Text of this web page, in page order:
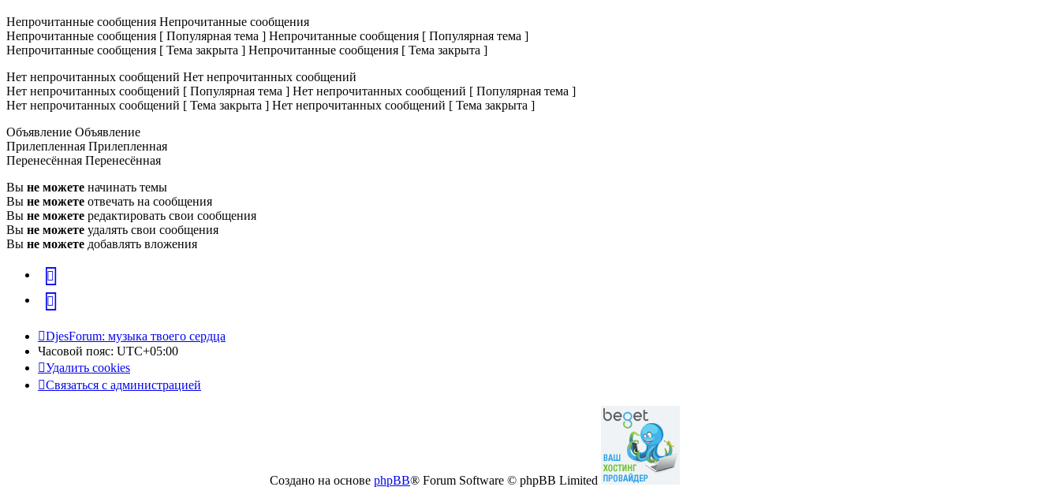
Непрочитанные сообщения Непрочитанные сообщения
Непрочитанные сообщения [ Популярная тема ] Непрочитанные сообщения [ Популярная тема ]
Непрочитанные сообщения [ Тема закрыта ] Непрочитанные сообщения [ Тема закрыта ]
Нет непрочитанных сообщений Нет непрочитанных сообщений
Нет непрочитанных сообщений [ Популярная тема ] Нет непрочитанных сообщений [ Популярная тема ]
Нет непрочитанных сообщений [ Тема закрыта ] Нет непрочитанных сообщений [ Тема закрыта ]
Объявление Объявление
Прилепленная Прилепленная
Перенесённая Перенесённая
Вы не можете начинать темы
Вы не можете отвечать на сообщения
Вы не можете редактировать свои сообщения
Вы не можете удалять свои сообщения
Вы не можете добавлять вложения
vk
Telegram
DjesForum: музыка твоего сердца
Часовой пояс: UTC+05:00
Удалить cookies
Связаться с администрацией
Создано на основе phpBB® Forum Software © phpBB Limited